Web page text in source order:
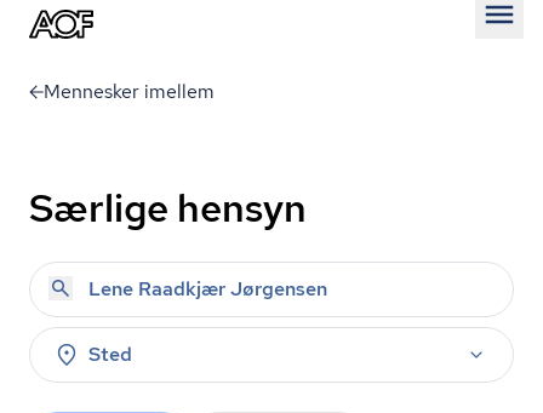
Mennesker imellem
Særlige hensyn
Sted